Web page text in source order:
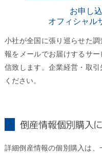
お申し
オフィシャル
小社が全国に張り巡らせた
報をメールでお届けするサ
信致します。企業経営・取
ください。
詳細倒産情報の個別購入は、